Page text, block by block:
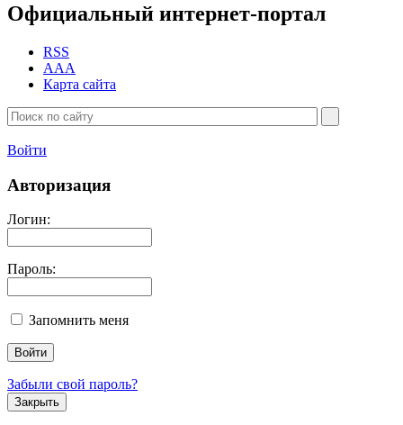
Официальный интернет-портал
RSS
AAA
Карта сайта
Войти
Авторизация
Логин:
Пароль:
Запомнить меня
Забыли свой пароль?
Закрыть